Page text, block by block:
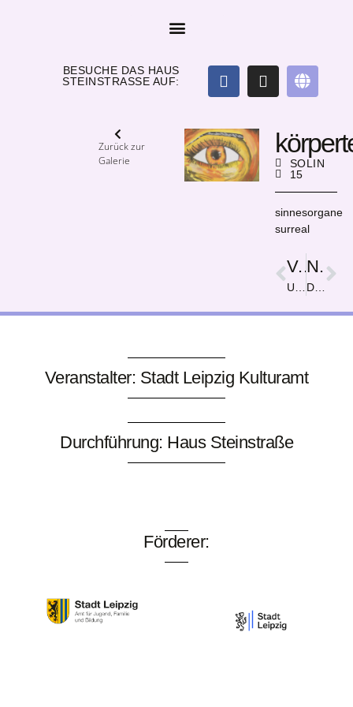
BESUCHE DAS HAUS
STEINSTRASSE AUF:
Zurück zur
Galerie
SOLIN
15
sinnesorgane
surreal
Vorige
Ungenständlich
Nächster
Der Riese
Veranstalter: Stadt Leipzig Kulturamt
Durchführung: Haus Steinstraße
Förderer: